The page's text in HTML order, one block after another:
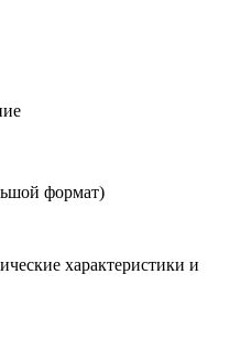
формат)
характеристики и